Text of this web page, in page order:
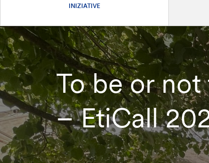
INIZIATIVE
To be or
– EtiCall